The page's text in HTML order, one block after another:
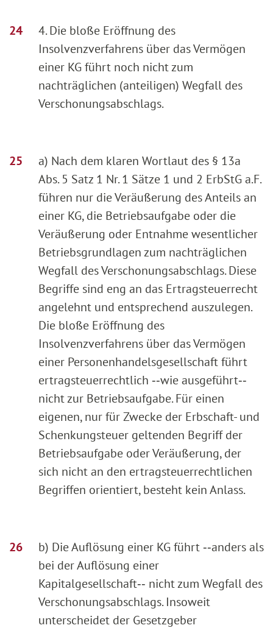
4. Die bloße Eröffnung des
Insolvenzverfahrens über das Vermögen
einer KG führt noch nicht zum
nachträglichen (anteiligen) Wegfall des
Verschonungsabschlags.
a) Nach dem klaren Wortlaut des § 13a
Abs. 5 Satz 1 Nr. 1 Sätze 1 und 2 ErbStG a.F.
führen nur die Veräußerung des Anteils an
einer KG, die Betriebsaufgabe oder die
Veräußerung oder Entnahme wesentlicher
Betriebsgrundlagen zum nachträglichen
Wegfall des Verschonungsabschlags. Diese
Begriffe sind eng an das Ertragsteuerrecht
angelehnt und entsprechend auszulegen.
Die bloße Eröffnung des
Insolvenzverfahrens über das Vermögen
einer Personenhandelsgesellschaft führt
ertragsteuerrechtlich ‑‑wie ausgeführt‑‑
nicht zur Betriebsaufgabe. Für einen
eigenen, nur für Zwecke der Erbschaft- und
Schenkungsteuer geltenden Begriff der
Betriebsaufgabe oder Veräußerung, der
sich nicht an den ertragsteuerrechtlichen
Begriffen orientiert, besteht kein Anlass.
b) Die Auflösung einer KG führt ‑‑anders als
bei der Auflösung einer
Kapitalgesellschaft‑‑ nicht zum Wegfall des
Verschonungsabschlags. Insoweit
unterscheidet der Gesetzgeber